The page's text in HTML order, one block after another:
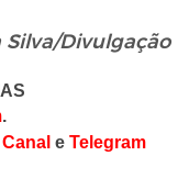
Silva/Divulgação
.
Canal eTelegram